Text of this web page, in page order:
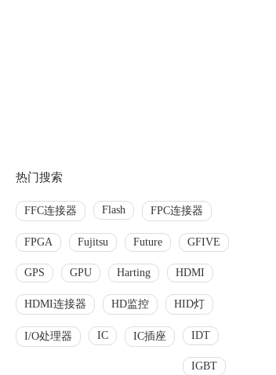
热门搜索
FFC连接器 Flash FPC连接器
FPGA Fujitsu Future GFIVE
GPS GPU Harting HDMI
HDMI连接器 HD监控 HID灯
I/O处理器 IC IC插座 IDT
IGBT